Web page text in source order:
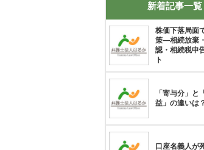
新着記事一覧
株価下落局面
策―相続放棄
認・相続税申
ト
「寄与分」と
益」の違いは
口座名義人が